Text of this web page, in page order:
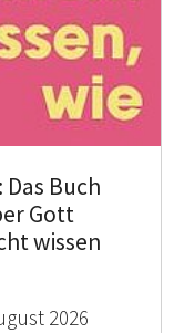
Buch
Gott
wissen
2026